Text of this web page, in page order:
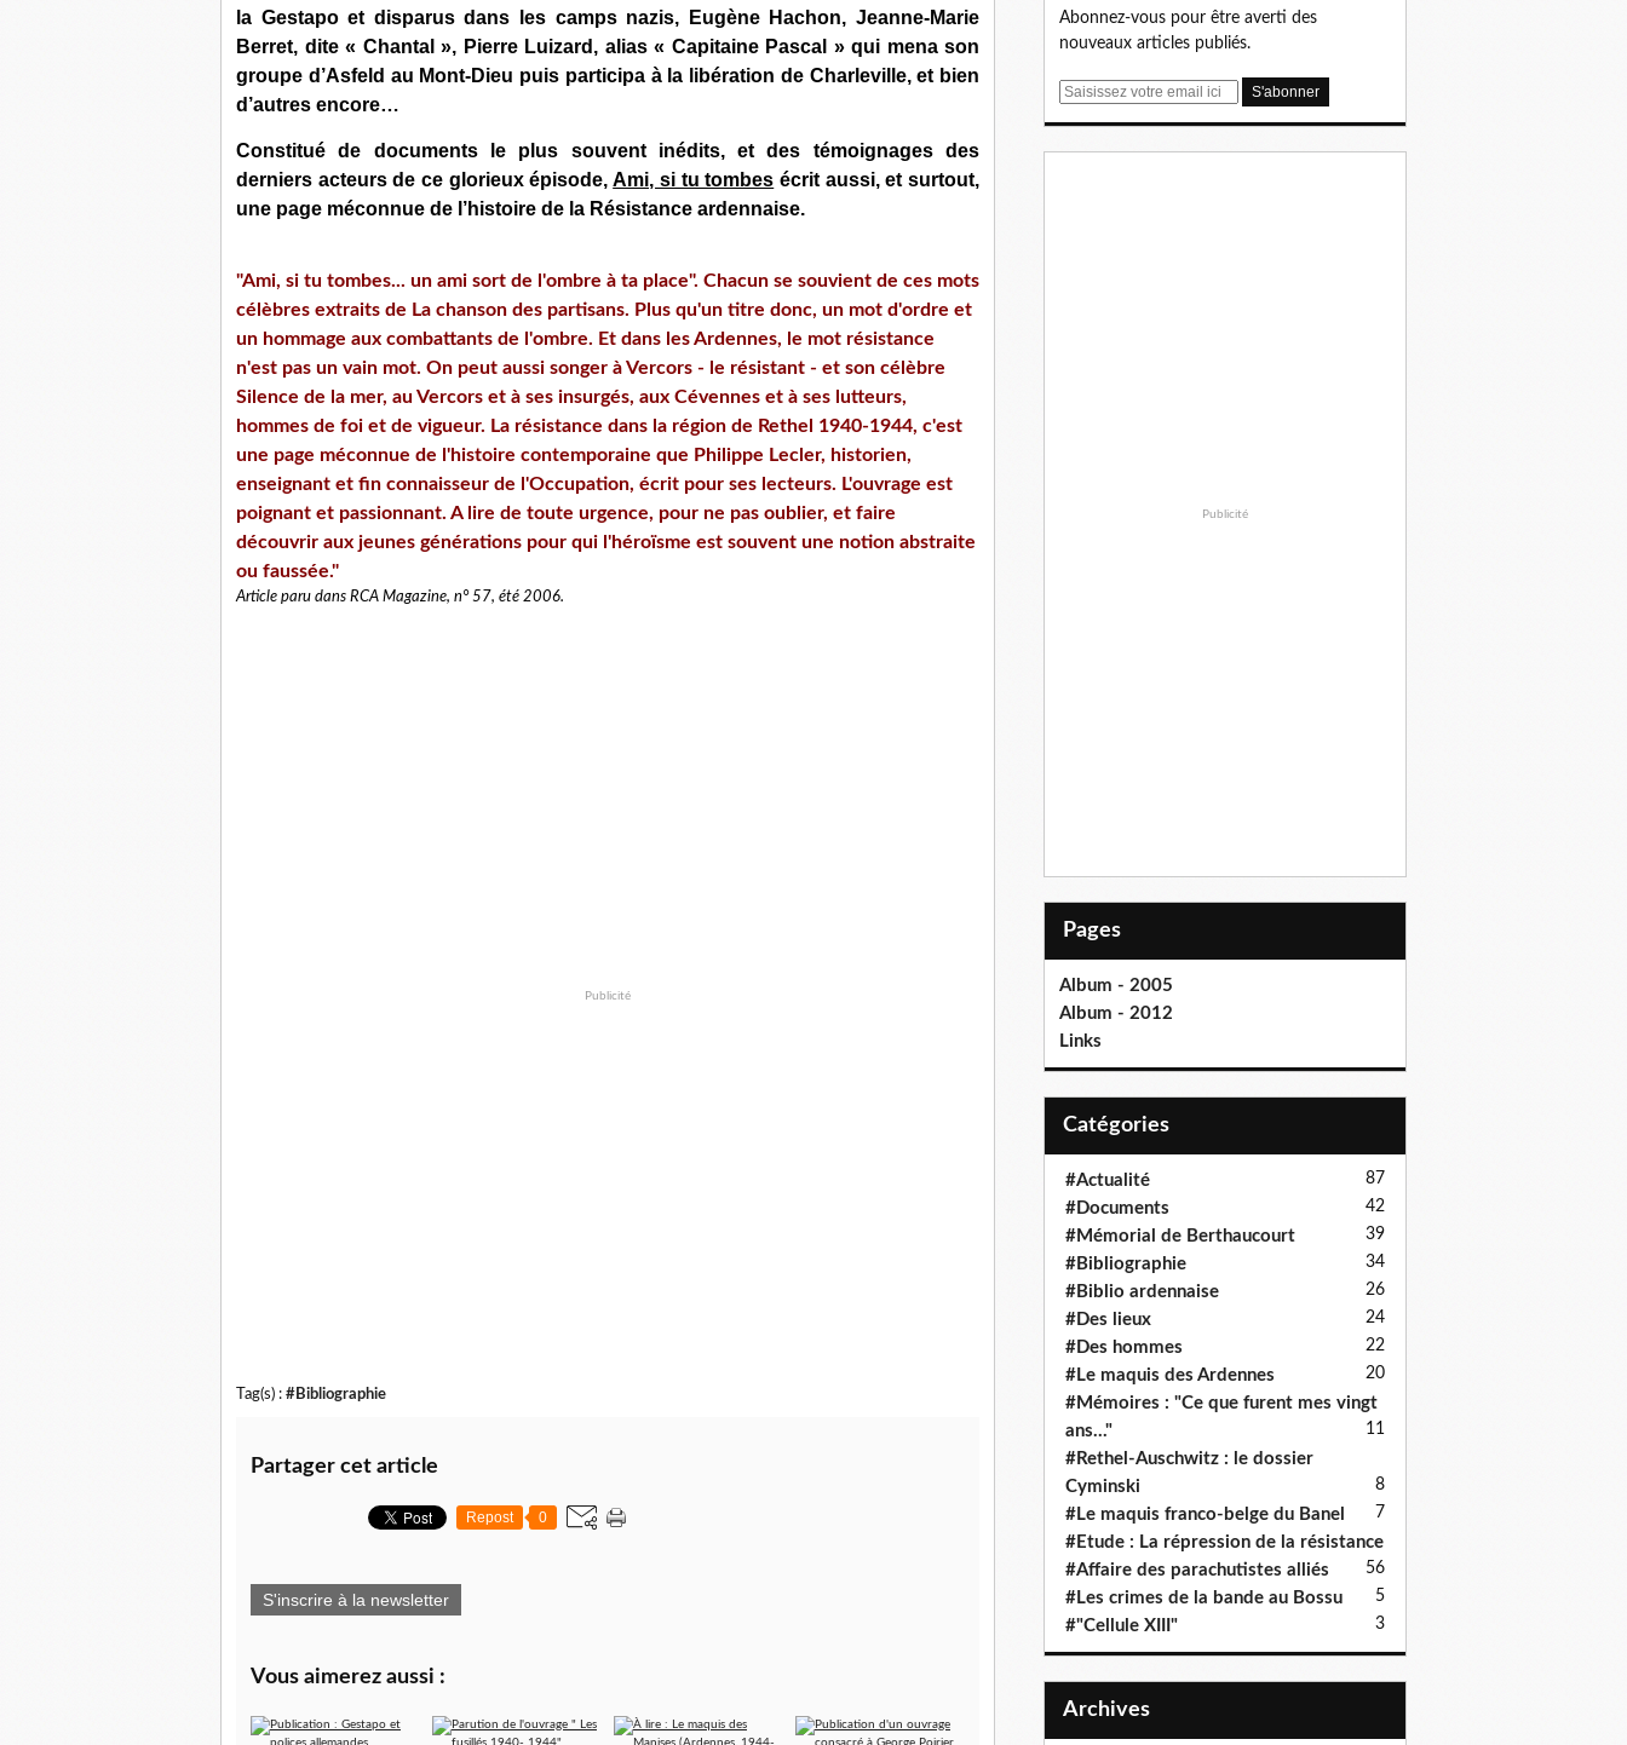
la Gestapo et disparus dans les camps nazis, Eugène Hachon, Jeanne-Marie
Berret, dite « Chantal », Pierre Luizard, alias « Capitaine Pascal » qui mena son
groupe d’Asfeld au Mont-Dieu puis participa à la libération de Charleville, et bien
d’autres encore…
Constitué de documents le plus souvent inédits, et des témoignages des
derniers acteurs de ce glorieux épisode,Ami, si tu tombes écrit aussi, et surtout,
une page méconnue de l’histoire de la Résistance ardennaise.
"Ami, si tu tombes... un ami sort de l'ombre à ta place". Chacun se souvient de ces mots
célèbres extraits de La chanson des partisans. Plus qu'un titre donc, un mot d'ordre et
un hommage aux combattants de l'ombre. Et dans les Ardennes, le mot résistance
n'est pas un vain mot. On peut aussi songer à Vercors - le résistant - et son célèbre
Silence de la mer, au Vercors et à ses insurgés, aux Cévennes et à ses lutteurs,
hommes de foi et de vigueur. La résistance dans la région de Rethel 1940-1944, c'est
une page méconnue de l'histoire contemporaine que Philippe Lecler, historien,
enseignant et fin connaisseur de l'Occupation, écrit pour ses lecteurs. L'ouvrage est
poignant et passionnant. A lire de toute urgence, pour ne pas oublier, et faire
découvrir aux jeunes générations pour qui l'héroïsme est souvent une notion abstraite
ou faussée."
Article paru dans RCA Magazine, n° 57, été 2006.
Publicité
Tag(s) : #Bibliographie
Partager cet article
Repost 0
S'inscrire à la newsletter
Vous aimerez aussi :
Abonnez-vous pour être averti des
nouveaux articles publiés.
E
Publicité
Pages
Album - 2005
Album - 2012
Links
Catégories
#Actualité 87
#Documents 42
#Mémorial de Berthaucourt 39
#Bibliographie 34
#Biblio ardennaise 26
#Des lieux 24
#Des hommes 22
#Le maquis des Ardennes 20
#Mémoires : "Ce que furent mes vingt
ans..."
11
#Rethel-Auschwitz : le dossier
Cyminski
8
#Le maquis franco-belge du Banel 7
#Etude : La répression de la résistance
6
#Affaire des parachutistes alliés 5
#Les crimes de la bande au Bossu 5
#"Cellule XIII" 3
Archives